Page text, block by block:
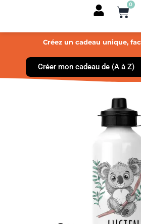
0
Créez un cadeau unique,
Créer mon cadeau de (A à Z)
quantité
de
Gourde
Enfant
fleur